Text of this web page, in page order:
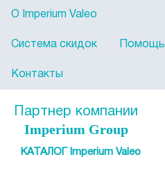
О Imperium Valeo
Система скидок Помощь
Контакты
Партнер компании
Imperium Group
КАТАЛОГ Imperium Valeo